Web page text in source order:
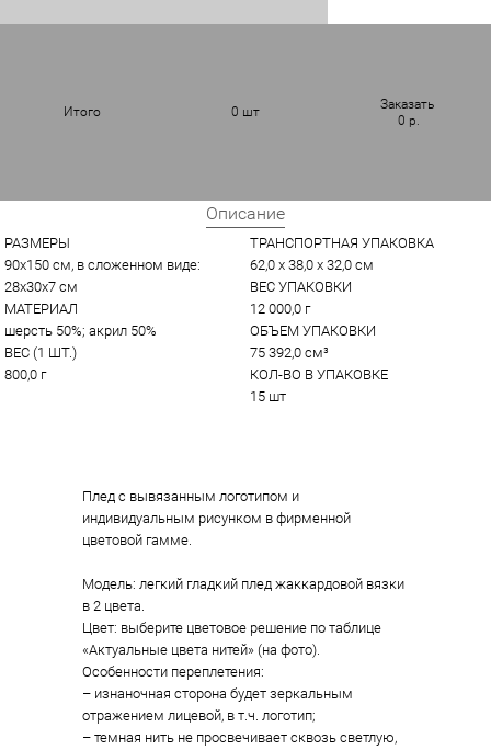
Итого 0 шт
Заказать
0 р.
Описание
РАЗМЕРЫ
90х150 см, в сложенном виде:
28х30х7 см
МАТЕРИАЛ
шерсть 50%; акрил 50%
ВЕС (1 ШТ.)
800,0 г
ТРАНСПОРТНАЯ УПАКОВКА
62,0 x 38,0 x 32,0 см
ВЕС УПАКОВКИ
12 000,0 г
ОБЪЕМ УПАКОВКИ
75 392,0 см³
КОЛ-ВО В УПАКОВКЕ
15 шт
Плед с вывязанным логотипом и
индивидуальным рисунком в фирменной
цветовой гамме.
Модель: легкий гладкий плед жаккардовой вязки
в 2 цвета.
Цвет: выберите цветовое решение по таблице
«Актуальные цвета нитей» (на фото).
Особенности переплетения:
– изнаночная сторона будет зеркальным
отражением лицевой, в т.ч. логотип;
– темная нить не просвечивает сквозь светлую,